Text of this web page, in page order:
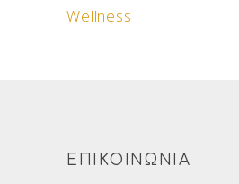
Wellness
ΕΠΙΚΟΙΝΩΝΙΑ